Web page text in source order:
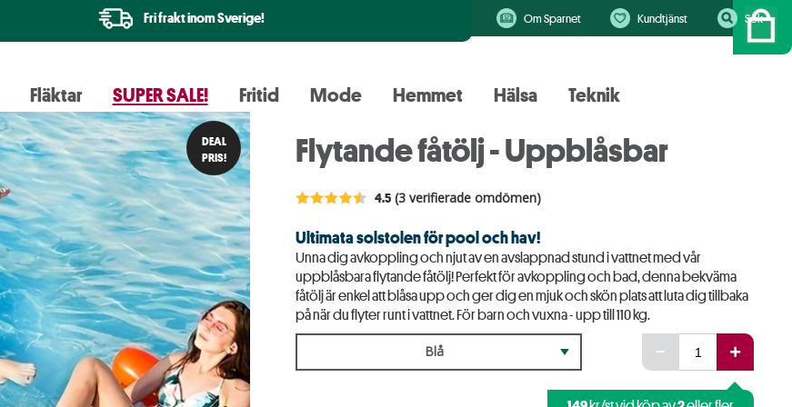
Fri frakt inom Sverige! Om Sparnet Kundtjänst Sök
Fläktar SUPER SALE! Fritid Mode Hemmet Hälsa Teknik
DEAL
PRIS!
Flytande fåtölj - Uppblåsbar
4.5 (3 verifierade omdömen)
Ultimata solstolen för pool och hav!
Unna dig avkoppling och njut av en avslappnad stund i vattnet med vår
uppblåsbara flytande fåtölj! Perfekt för avkoppling och bad, denna bekväma
fåtölj är enkel att blåsa upp och ger dig en mjuk och skön plats att luta dig tillbaka
på när du flyter runt i vattnet. För barn och vuxna - upp till 110 kg.
Blå